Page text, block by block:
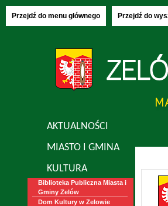
Przejdź do menu głównego Przejdź do
AKTUALNOŚCI
MIASTO I GMINA
KULTURA
Biblioteka Publiczna Miasta i
Gminy Zelów
Dom Kultury w Zelowie